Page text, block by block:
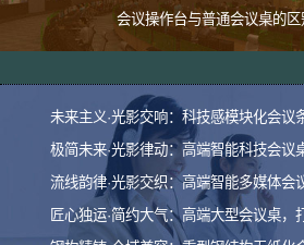
会议操作台与普通会议桌的
未来主义·光影交响：科技感模块化会议
极简未来·光影律动：高端智能科技会议
流线韵律·光影交织：高端智能多媒体会
匠心独运·简约大气：高端大型会议桌，